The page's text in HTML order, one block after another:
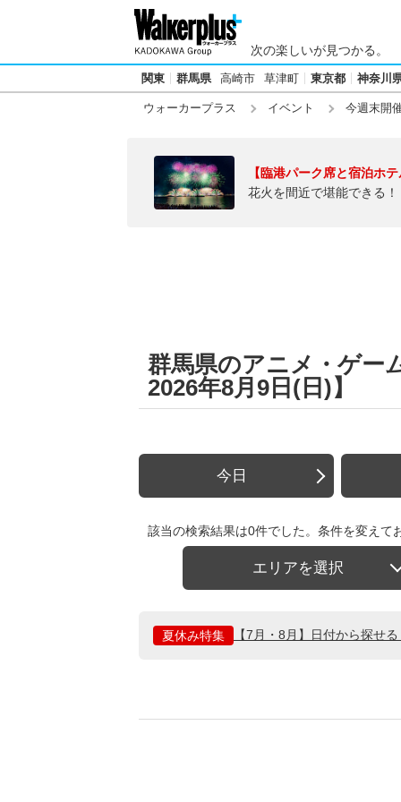
次の楽しいが見つかる。
関東 群馬県 高崎市 草津町 東京都 神奈川
ウォーカープラス イベント 今週末開
【臨港パーク席と宿泊ホ
花火を間近で堪能できる
群馬県のアニメ・ゲー
2026年8月9日(日)】
今日
該当の検索結果は0件でした。条件を変えて
エリアを選択
夏休み特集 【7月・8月】日付から探せ